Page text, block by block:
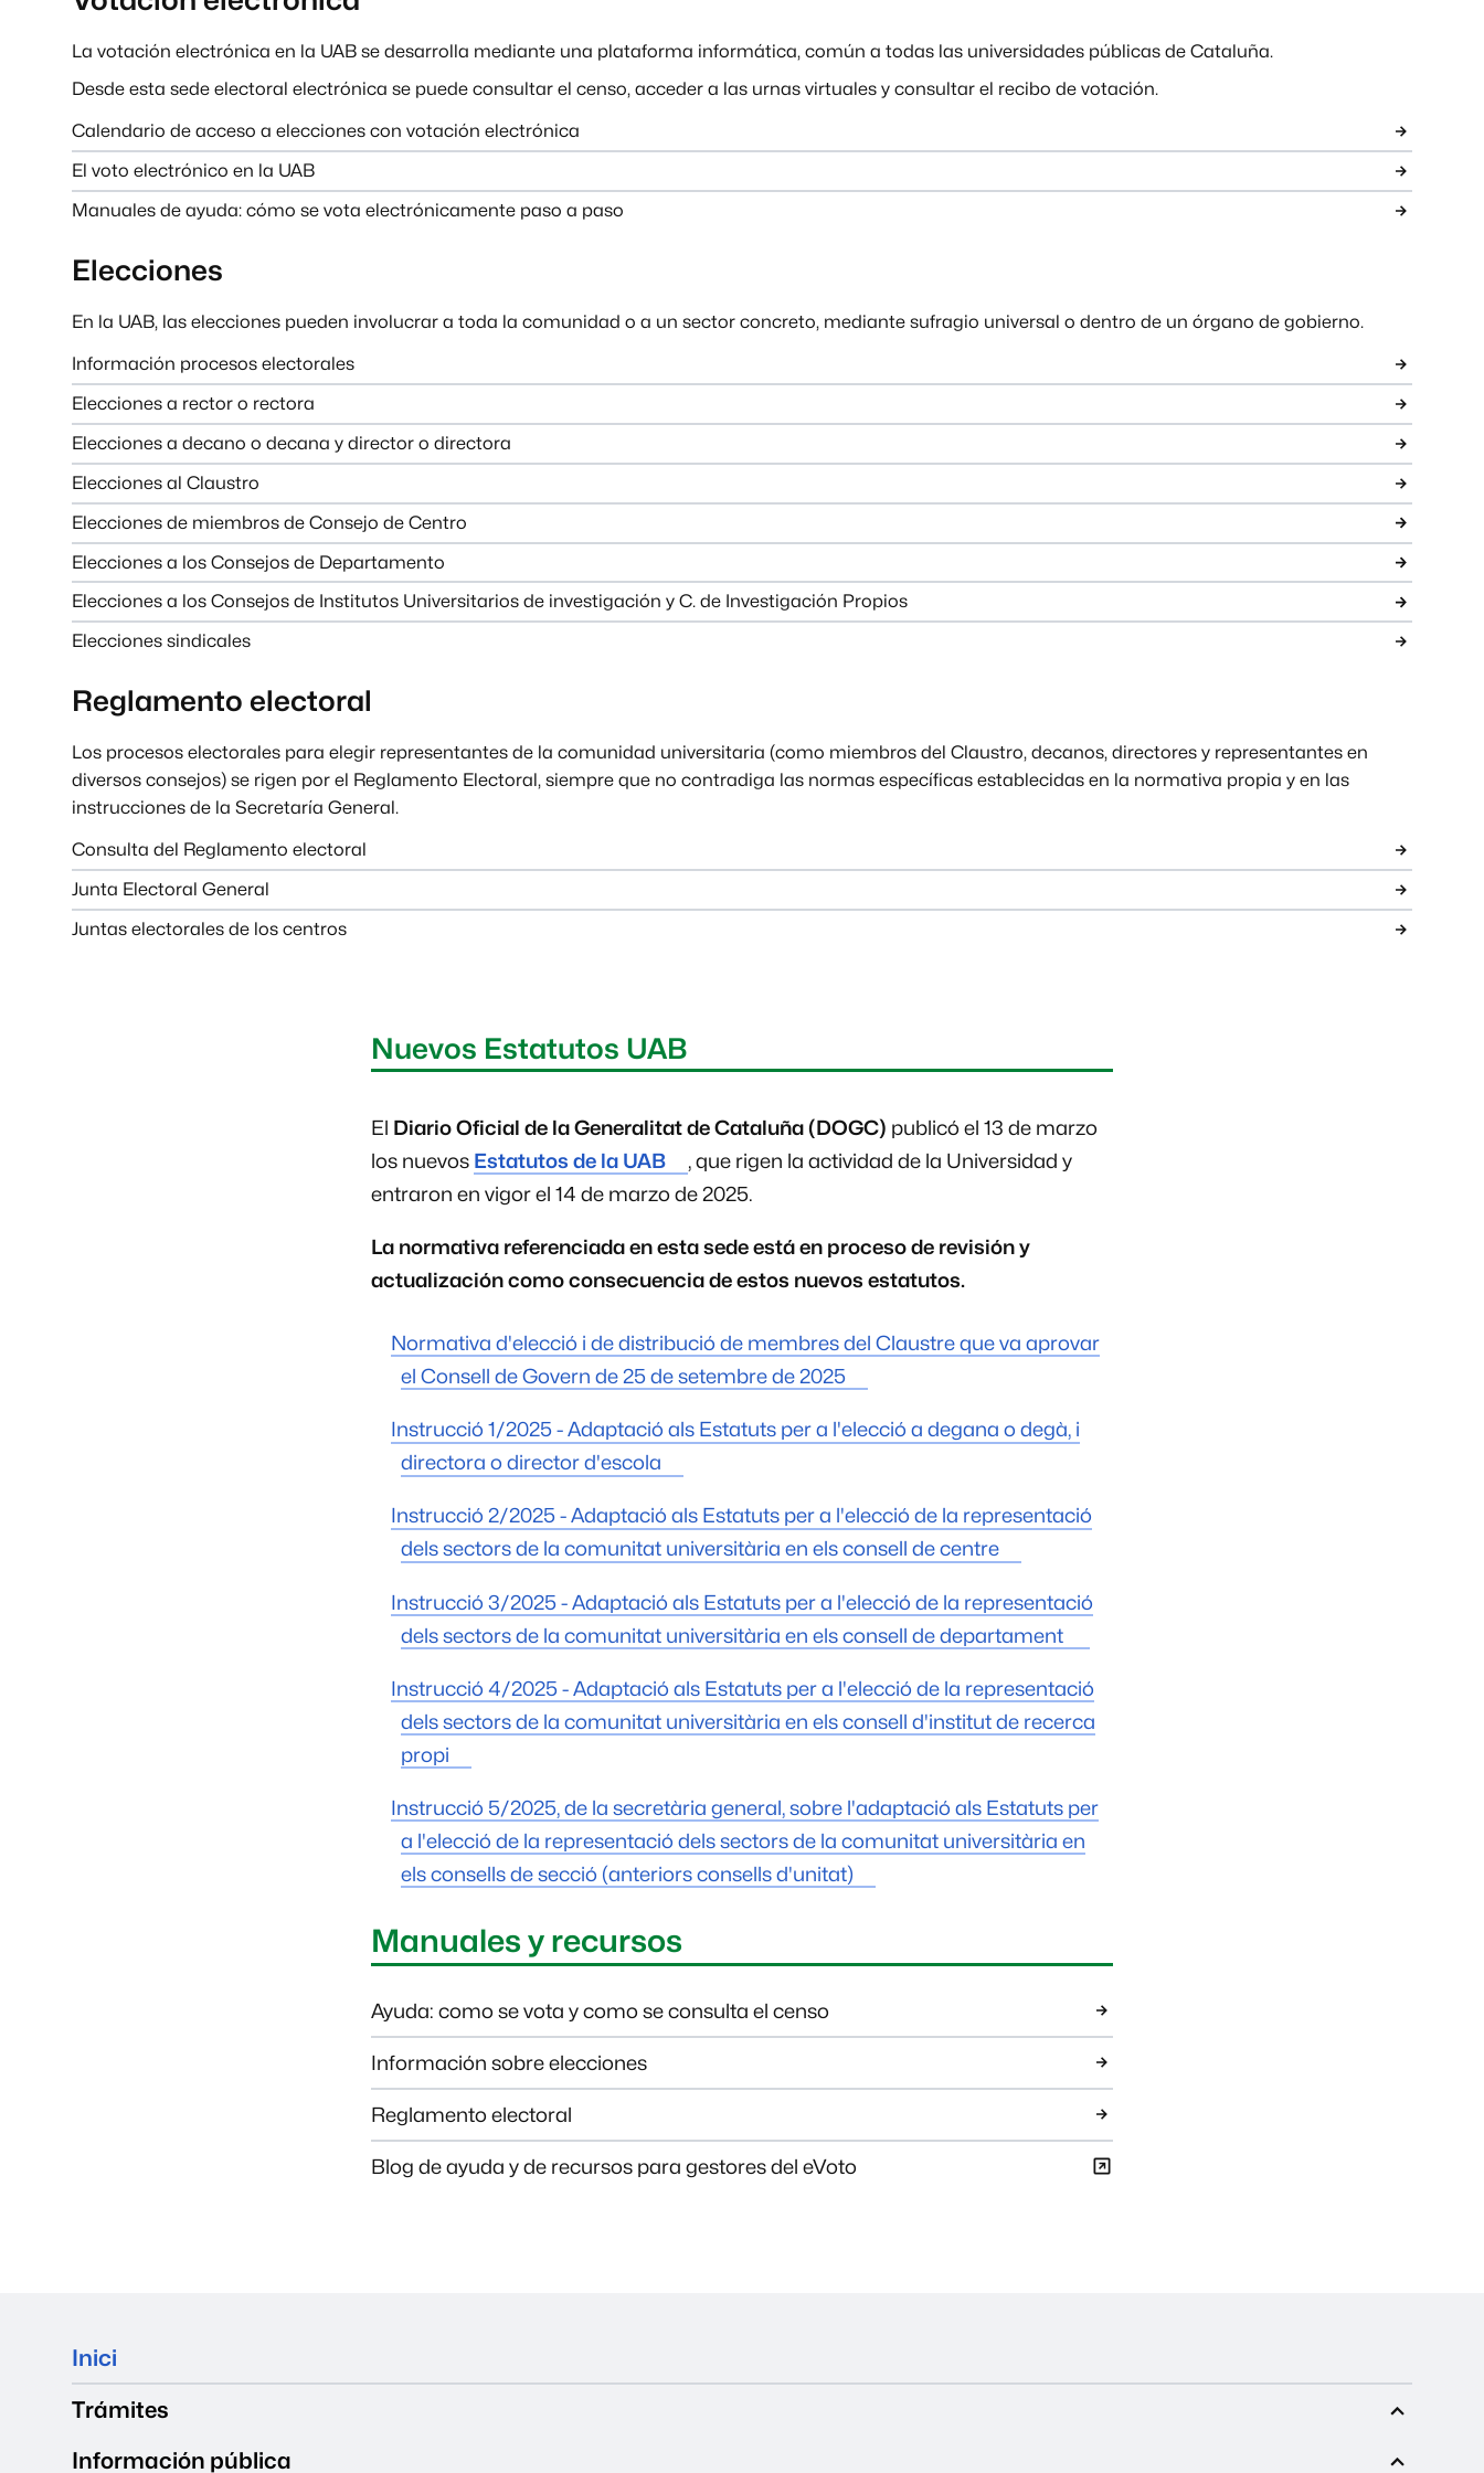
La votación electrónica en la UAB se desarrolla mediante una plataforma informática, común a todas las universidades públicas de Cataluña.
Desde esta sede electoral electrónica se puede consultar el censo, acceder a las urnas virtuales y consultar el recibo de votación.
Calendario de acceso a elecciones con votación electrónica
El voto electrónico en la UAB
Manuales de ayuda: cómo se vota electrónicamente paso a paso
Elecciones
En la UAB, las elecciones pueden involucrar a toda la comunidad o a un sector concreto, mediante sufragio universal o dentro de un órgano de gobierno.
Información procesos electorales
Elecciones a rector o rectora
Elecciones a decano o decana y director o directora
Elecciones al Claustro
Elecciones de miembros de Consejo de Centro
Elecciones a los Consejos de Departamento
Elecciones a los Consejos de Institutos Universitarios de investigación y C. de Investigación Propios
Elecciones sindicales
Reglamento electoral
Los procesos electorales para elegir representantes de la comunidad universitaria (como miembros del Claustro, decanos, directores y representantes en
diversos consejos) se rigen por el Reglamento Electoral, siempre que no contradiga las normas específicas establecidas en la normativa propia y en las
instrucciones de la Secretaría General.
Consulta del Reglamento electoral
Junta Electoral General
Juntas electorales de los centros
Nuevos Estatutos UAB
El Diario Oficial de la Generalitat de Cataluña (DOGC) publicó el 13 de marzo
los nuevos Estatutos de la UAB
, que rigen la actividad de la Universidad y
entraron en vigor el 14 de marzo de 2025.
La normativa referenciada en esta sede está en proceso de revisión y
actualización como consecuencia de estos nuevos estatutos.
Normativa d'elecció i de distribució de membres del Claustre que va aprovar
el Consell de Govern de 25 de setembre de 2025
Instrucció 1/2025 - Adaptació als Estatuts per a l'elecció a degana o degà, i
directora o director d'escola
Instrucció 2/2025 - Adaptació als Estatuts per a l'elecció de la representació
dels sectors de la comunitat universitària en els consell de centre
Instrucció 3/2025 - Adaptació als Estatuts per a l'elecció de la representació
dels sectors de la comunitat universitària en els consell de departament
Instrucció 4/2025 - Adaptació als Estatuts per a l'elecció de la representació
dels sectors de la comunitat universitària en els consell d'institut de recerca
propi
Instrucció 5/2025, de la secretària general, sobre l'adaptació als Estatuts per
a l'elecció de la representació dels sectors de la comunitat universitària en
els consells de secció (anteriors consells d'unitat)
Manuales y recursos
Ayuda: como se vota y como se consulta el censo
Información sobre elecciones
Reglamento electoral
Blog de ayuda y de recursos para gestores del eVoto
Mapa del web
Inici
Trámites
Información pública